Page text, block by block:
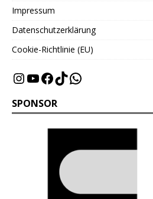
Impressum
Datenschutzerklärung
Cookie-Richtlinie (EU)
SPONSOR